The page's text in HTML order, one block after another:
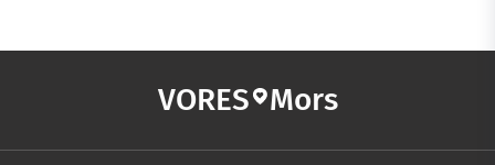
VORES Mors